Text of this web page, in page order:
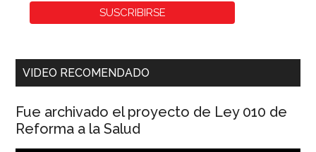
VIDEO RECOMENDADO
Fue archivado el proyecto de Ley 010 de
Reforma a la Salud